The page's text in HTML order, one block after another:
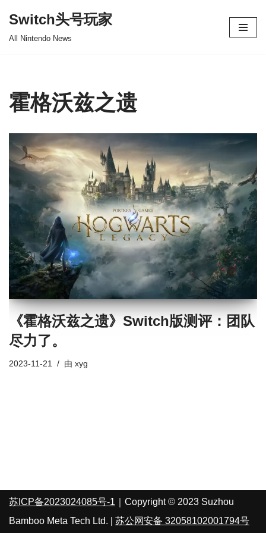
Switch头号玩家
All Nintendo News
霍格沃兹之遗
《霍格沃兹之遗》Switch版测评：团队
尽力了。
2023-11-21 由 xyg
苏ICP备2023024085号-1 ｜Copyright © 2023 Suzhou
Bamboo Meta Tech Ltd. | 苏公网安备 32058102001794号